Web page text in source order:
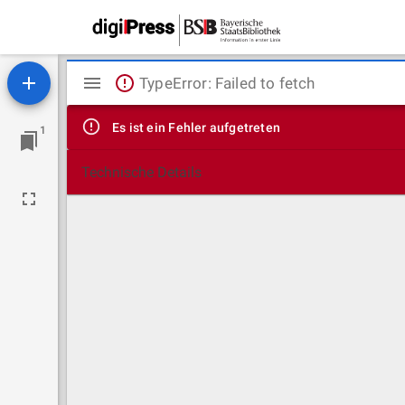
1
Mirador
Viewer
TypeError: Failed to fetch
Es ist ein Fehler aufgetreten
Technische Details